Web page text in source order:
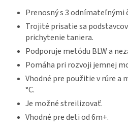
Prenosný s 3 odnímateľnými
Trojité prisatie sa
prichytenie taniera.
Podporuje metódu BLW a
Pomáha pri rozvoji jemnej
Vhodné pre použitie v rúre a
°C.
Je možné streilizovať.
Vhodné pre deti od 6m+.